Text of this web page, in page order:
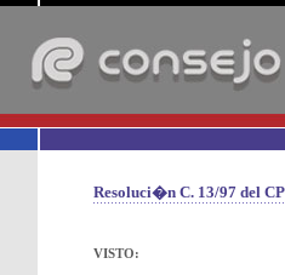
Resoluci�n C. 13/97 del
VISTO: